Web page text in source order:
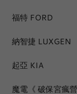
福特 FORD
納智捷 LUXGEN
起亞 KIA
魔電《 破保宮瘋營